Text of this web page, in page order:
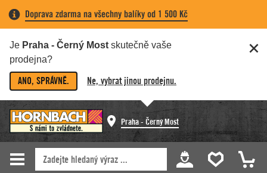
Doprava zdarma na všechny balíky od 1 500 Kč
Je Praha - Černý Most skutečně vaše
prodejna?
ANO, SPRÁVNĚ. Ne, vybrat jinou prodejnu.
Praha - Černý Most